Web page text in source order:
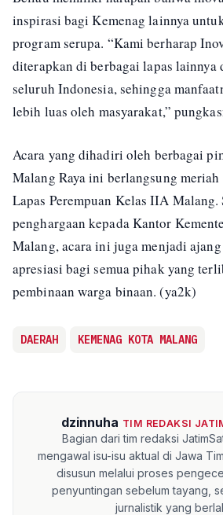
inspirasi bagi Kemenag lainnya
program serupa. “Kami berharap
diterapkan di berbagai lapas lainnya
seluruh Indonesia, sehingga
lebih luas oleh masyarakat,”
Acara yang dihadiri oleh berbagai
Malang Raya ini berlangsung
Lapas Perempuan Kelas IIA
penghargaan kepada Kantor
Malang, acara ini juga menjadi
apresiasi bagi semua pihak yang
pembinaan warga binaan. (ya2k)
DAERAH KEMENAG KOTA MALANG
dzinnuha TIM REDAKSI
Bagian dari tim redaksi
mengawal isu-isu aktual di Jawa
disusun melalui proses
penyuntingan sebelum tayang,
jurnalistik yang